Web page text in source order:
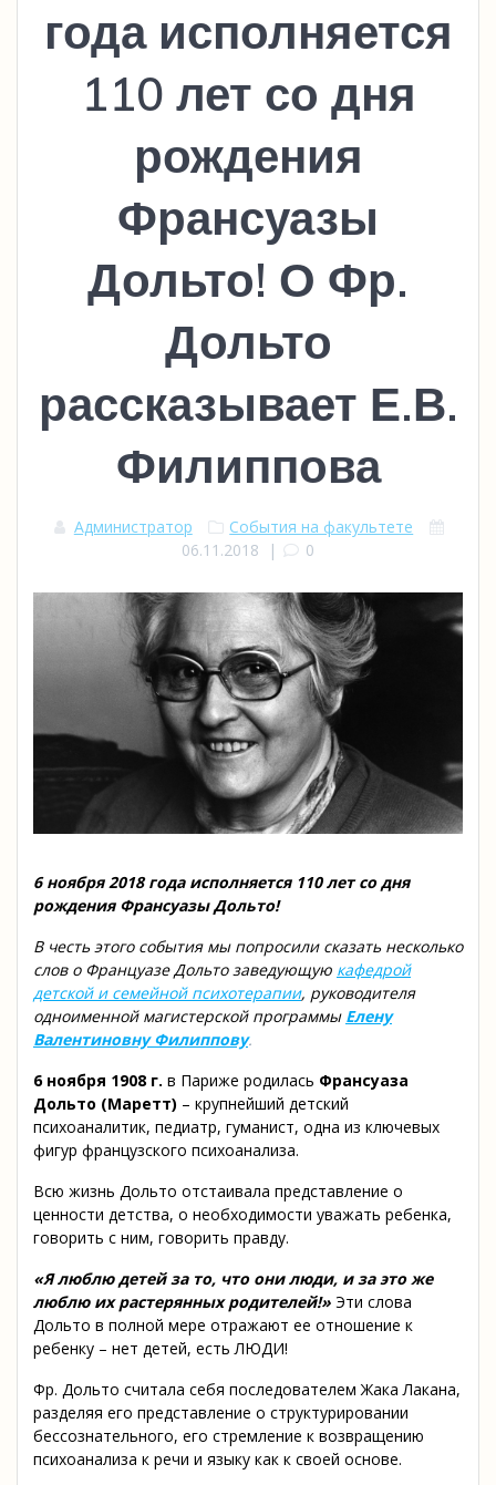
года исполняется
110 лет со дня
рождения
Франсуазы
Дольто! О Фр.
Дольто
рассказывает Е.В.
Филиппова
Администратор
События на факультете
06.11.2018 | 0
6 ноября 2018 года исполняется 110 лет со дня
рождения Франсуазы Дольто!
В честь этого события мы попросили сказать несколько
слов о Француазе Дольто заведующую кафедрой
детской и семейной психотерапии, руководителя
одноименной магистерской программы Елену
Валентиновну Филиппову.
6 ноября 1908 г. в Париже родилась Франсуаза
Дольто (Маретт) – крупнейший детский
психоаналитик, педиатр, гуманист, одна из ключевых
фигур французского психоанализа.
Всю жизнь Дольто отстаивала представление о
ценности детства, о необходимости уважать ребенка,
говорить с ним, говорить правду.
«Я люблю детей за то, что они люди, и за это же
люблю их растерянных родителей!» Эти слова
Дольто в полной мере отражают ее отношение к
ребенку – нет детей, есть ЛЮДИ!
Фр. Дольто считала себя последователем Жака Лакана,
разделяя его представление о структурировании
бессознательного, его стремление к возвращению
психоанализа к речи и языку как к своей основе.